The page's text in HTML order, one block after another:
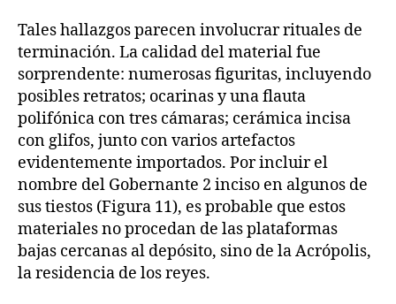
Tales hallazgos parecen involucrar rituales de
terminación. La calidad del material fue
sorprendente: numerosas figuritas, incluyendo
posibles retratos; ocarinas y una flauta
polifónica con tres cámaras; cerámica incisa
con glifos, junto con varios artefactos
evidentemente importados. Por incluir el
nombre del Gobernante 2 inciso en algunos de
sus tiestos (Figura 11), es probable que estos
materiales no procedan de las plataformas
bajas cercanas al depósito, sino de la Acrópolis,
la residencia de los reyes.